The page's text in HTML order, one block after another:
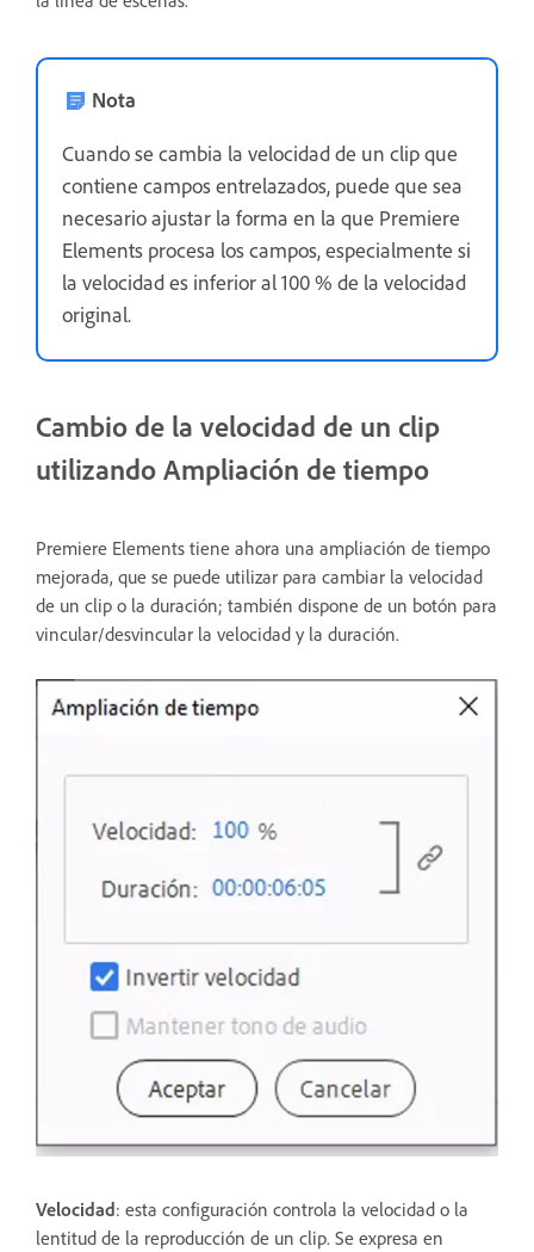
Nota
Cuando se cambia la velocidad de un clip que
contiene campos entrelazados, puede que sea
necesario ajustar la forma en la que Premiere
Elements procesa los campos, especialmente si
la velocidad es inferior al 100 % de la velocidad
original.
Cambio de la velocidad de un clip
utilizando Ampliación de tiempo
Premiere Elements tiene ahora una ampliación de tiempo
mejorada, que se puede utilizar para cambiar la velocidad
de un clip o la duración; también dispone de un botón para
vincular/desvincular la velocidad y la duración.
Velocidad: esta configuración controla la velocidad o la
lentitud de la reproducción de un clip. Se expresa en